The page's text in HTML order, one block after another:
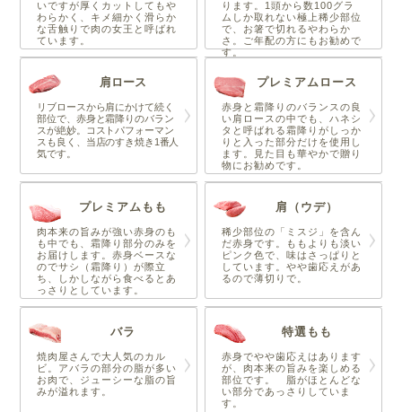
いですが厚くカットしてもや
わらかく、キメ細かく滑らか
な舌触りで肉の女王と呼ばれ
ています。
ります。1頭から数100グラ
ムしか取れない極上稀少部位
で、お箸で切れるやわらか
さ。ご年配の方にもお勧めで
す。
肩ロース
リブロースから肩にかけて続く
部位で、赤身と霜降りのバラン
スが絶妙。コストパフォーマン
スも良く、当店のすき焼き1番人
気です。
プレミアムロース
赤身と霜降りのバランスの良
い肩ロースの中でも、ハネシ
タと呼ばれる霜降りがしっか
りと入った部分だけを使用し
ます。見た目も華やかで贈り
物にお勧めです。
プレミアムもも
肉本来の旨みが強い赤身のも
も中でも、霜降り部分のみを
お届けします。赤身ベースな
のでサシ（霜降り）が際立
ち、しかしながら食べるとあ
っさりとしています。
肩（ウデ）
稀少部位の「ミスジ」を含ん
だ赤身です。ももよりも淡い
ピンク色で、味はさっぱりと
しています。やや歯応えがあ
るので薄切りで。
バラ
焼肉屋さんで大人気のカル
ビ。アバラの部分の脂が多い
お肉で、ジューシーな脂の旨
みが溢れます。
特選もも
赤身でやや歯応えはあります
が、肉本来の旨みを楽しめる
部位です。 脂がほとんどな
い部分であっさりしていま
す。